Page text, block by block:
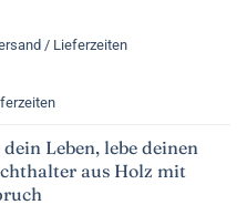
/ Lieferzeiten
Leben, lebe deinen
aus Holz mit